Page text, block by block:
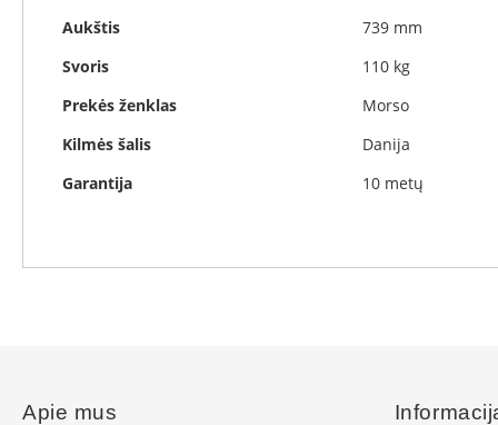
Dujiniai
Motan
Kaminai
sistemos
Perfect
ovalūs
Aukštis
739 mm
Svoris
110 kg
Prekės ženklas
Morso
Kilmės šalis
Danija
Garantija
10 metų
Apie mus